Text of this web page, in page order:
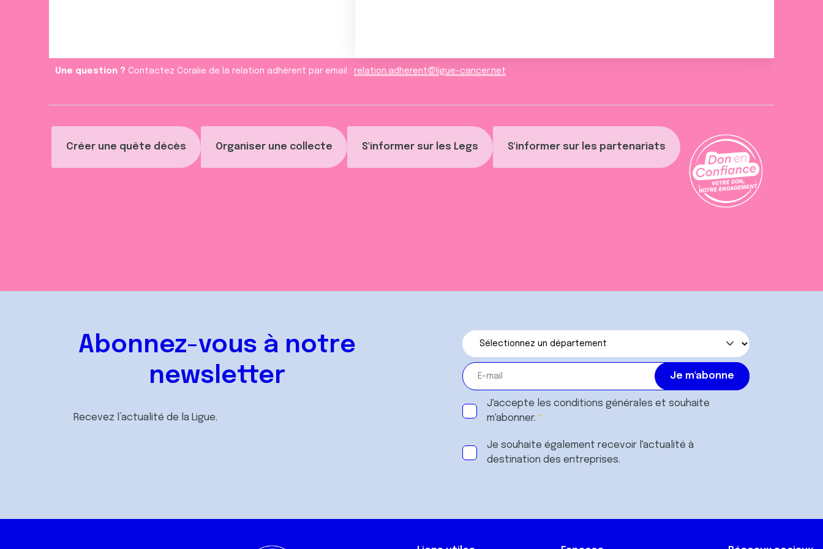
Créer une quête décès Organiser une collecte S'informer sur les Legs S'informer sur les partenariats
Une question ? Contactez Coralie de la relation adhèrent par email : relation.adherent@ligue-cancer.net
Abonnez-vous à notre
newsletter
Recevez l’actualité de la Ligue.
J'accepte les conditions générales et souhaite
m'abonner.
Je souhaite également recevoir l'actualité à
destination des entreprises.